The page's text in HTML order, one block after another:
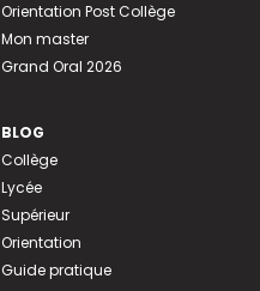
Orientation Post Collège
Mon master
Grand Oral 2026
BLOG
Collège
Lycée
Supérieur
Orientation
Guide pratique